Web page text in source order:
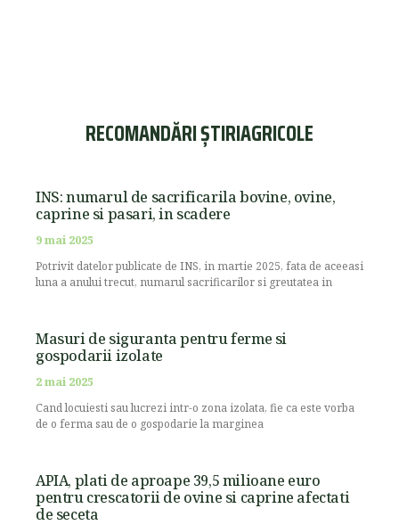
RECOMANDĂRI ȘTIRIAGRICOLE
INS: numarul de sacrificarila bovine, ovine,
caprine si pasari, in scadere
9 mai 2025
Potrivit datelor publicate de INS, in martie 2025, fata de aceeasi
luna a anului trecut, numarul sacrificarilor si greutatea in
Masuri de siguranta pentru ferme si
gospodarii izolate
2 mai 2025
Cand locuiesti sau lucrezi intr-o zona izolata, fie ca este vorba
de o ferma sau de o gospodarie la marginea
APIA, plati de aproape 39,5 milioane euro
pentru crescatorii de ovine si caprine afectati
de seceta